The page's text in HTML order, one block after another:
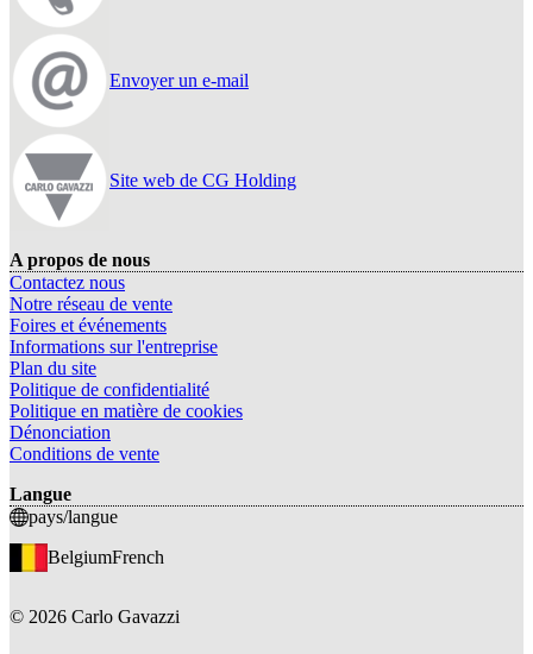
Envoyer un e-mail
Site web de CG Holding
A propos de nous
Contactez nous
Notre réseau de vente
Foires et événements
Informations sur l'entreprise
Plan du site
Politique de confidentialité
Politique en matière de cookies
Dénonciation
Conditions de vente
Langue
pays/langue
BelgiumFrench
© 2026 Carlo Gavazzi